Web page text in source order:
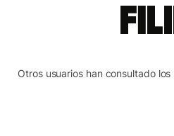
Otros usuarios han consultado